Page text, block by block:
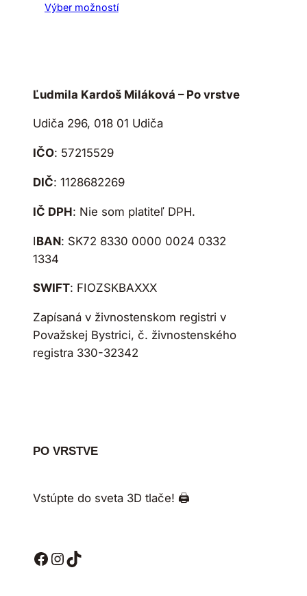
2.40 €
Výber možností
Ľudmila Kardoš Miláková – Po vrstve
Udiča 296, 018 01 Udiča
IČO: 57215529
DIČ: 1128682269
IČ DPH: Nie som platiteľ DPH.
IBAN: SK72 8330 0000 0024 0332
1334
SWIFT: FIOZSKBAXXX
Zapísaná v živnostenskom registri v
Považskej Bystrici, č. živnostenského
registra 330-32342
PO VRSTVE
Vstúpte do sveta 3D tlače! 🖨️
Facebook InstagramTikTok